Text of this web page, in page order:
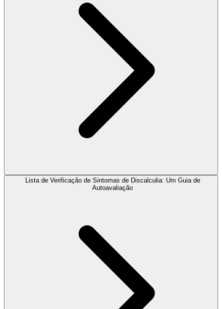
Lista de Verificação de Sintomas de Discalculia: Um Guia de
Autoavaliação